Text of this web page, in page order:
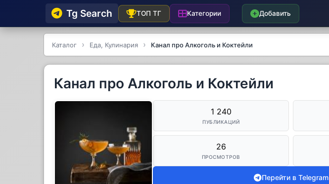
Tg Searсh ТОП ТГ Категории Добавить
Каталог Еда, Кулинария Канал про Алкоголь и Коктейли
Канал про Алкоголь и Коктейли
1 240
ПУБЛИКАЦИЙ
26
ПРОСМОТРОВ
Перейти в Telegram